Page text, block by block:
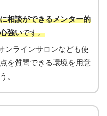
相談ができるメンター的
強いです。
ンラインサロンなども使
を質問できる環境を用意
。